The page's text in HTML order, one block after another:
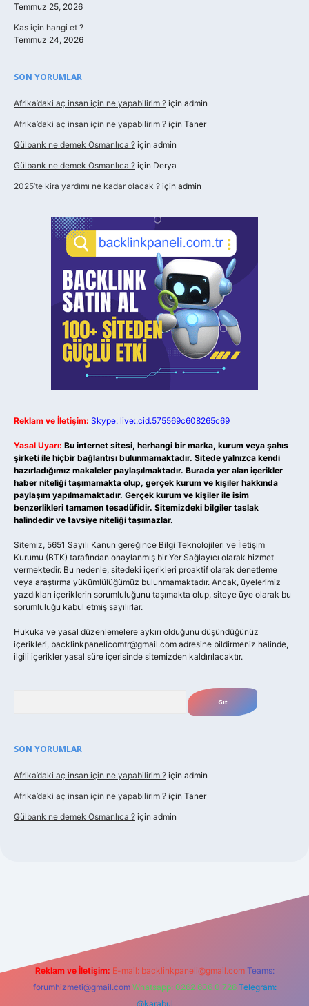
Temmuz 25, 2026
Kas için hangi et ?
Temmuz 24, 2026
SON YORUMLAR
Afrika’daki aç insan için ne yapabilirim ? için admin
Afrika’daki aç insan için ne yapabilirim ? için Taner
Gülbank ne demek Osmanlıca ? için admin
Gülbank ne demek Osmanlıca ? için Derya
2025’te kira yardımı ne kadar olacak ? için admin
Reklam ve İletişim: Skype: live:.cid.575569c608265c69
Yasal Uyarı: Bu internet sitesi, herhangi bir marka, kurum veya şahıs
şirketi ile hiçbir bağlantısı bulunmamaktadır. Sitede yalnızca kendi
hazırladığımız makaleler paylaşılmaktadır. Burada yer alan içerikler
haber niteliği taşımamakta olup, gerçek kurum ve kişiler hakkında
paylaşım yapılmamaktadır. Gerçek kurum ve kişiler ile isim
benzerlikleri tamamen tesadüfidir. Sitemizdeki bilgiler taslak
halindedir ve tavsiye niteliği taşımazlar.
Sitemiz, 5651 Sayılı Kanun gereğince Bilgi Teknolojileri ve İletişim
Kurumu (BTK) tarafından onaylanmış bir Yer Sağlayıcı olarak hizmet
vermektedir. Bu nedenle, sitedeki içerikleri proaktif olarak denetleme
veya araştırma yükümlülüğümüz bulunmamaktadır. Ancak, üyelerimiz
yazdıkları içeriklerin sorumluluğunu taşımakta olup, siteye üye olarak bu
sorumluluğu kabul etmiş sayılırlar.
Hukuka ve yasal düzenlemelere aykırı olduğunu düşündüğünüz
içerikleri, backlinkpanelicomtr@gmail.com adresine bildirmeniz halinde,
ilgili içerikler yasal süre içerisinde sitemizden kaldırılacaktır.
SON YORUMLAR
Afrika’daki aç insan için ne yapabilirim ? için admin
Afrika’daki aç insan için ne yapabilirim ? için Taner
Gülbank ne demek Osmanlıca ? için admin
Reklam ve İletişim: E-mail: backlinkpaneli@gmail.com Teams:
forumhizmeti@gmail.com Whatsapp: 0262 606 0 726 Telegram:
@karabul